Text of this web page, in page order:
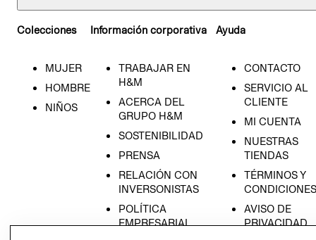
Colecciones
MUJER
HOMBRE
NIÑOS
Información corporativa
TRABAJAR EN
H&M
ACERCA DEL
GRUPO H&M
SOSTENIBILIDAD
PRENSA
RELACIÓN CON
INVERSONISTAS
POLÍTICA
EMPRESARIAL
Ayuda
CONTACTO
SERVICIO AL
CLIENTE
MI CUENTA
NUESTRAS
TIENDAS
TÉRMINOS Y
CONDICIONES
AVISO DE
PRIVACIDAD